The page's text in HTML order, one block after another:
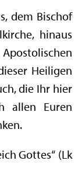
dem Bischof
hinaus
Heiligen
die Ihr hier
allen Euren
Gottes“ (Lk